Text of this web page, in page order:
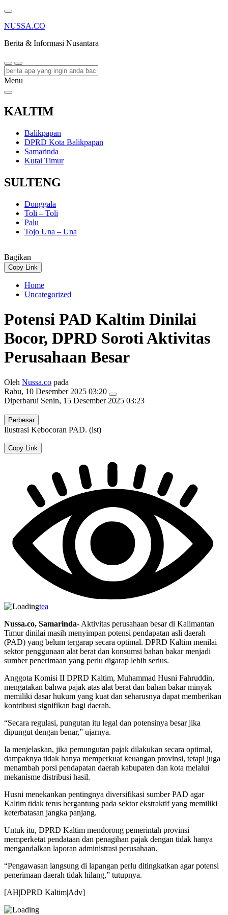
NUSSA.CO
Berita & Informasi Nusantara
Menu
KALTIM
Balikpapan
DPRD Kota Balikpapan
Samarinda
Kutai Timur
SULTENG
Donggala
Toli – Toli
Palu
Tojo Una – Una
Bagikan
Copy Link
Home
Uncategorized
Potensi PAD Kaltim Dinilai
Bocor, DPRD Soroti Aktivitas
Perusahaan Besar
Oleh Nussa.co pada
Rabu, 10 Desember 2025 03:20
Diperbarui Senin, 15 Desember 2025 03:23
Perbesar
Ilustrasi Kebocoran PAD. (ist)
Copy Link
tea
Nussa.co, Samarinda- Aktivitas perusahaan besar di Kalimantan
Timur dinilai masih menyimpan potensi pendapatan asli daerah
(PAD) yang belum tergarap secara optimal. DPRD Kaltim menilai
sektor penggunaan alat berat dan konsumsi bahan bakar menjadi
sumber penerimaan yang perlu digarap lebih serius.
Anggota Komisi II DPRD Kaltim, Muhammad Husni Fahruddin,
mengatakan bahwa pajak atas alat berat dan bahan bakar minyak
memiliki dasar hukum yang kuat dan seharusnya dapat memberikan
kontribusi signifikan bagi daerah.
“Secara regulasi, pungutan itu legal dan potensinya besar jika
dipungut dengan benar,” ujarnya.
Ia menjelaskan, jika pemungutan pajak dilakukan secara optimal,
dampaknya tidak hanya memperkuat keuangan provinsi, tetapi juga
menambah porsi pendapatan daerah kabupaten dan kota melalui
mekanisme distribusi hasil.
Husni menekankan pentingnya diversifikasi sumber PAD agar
Kaltim tidak terus bergantung pada sektor ekstraktif yang memiliki
keterbatasan jangka panjang.
Untuk itu, DPRD Kaltim mendorong pemerintah provinsi
memperketat pendataan dan penagihan pajak dengan tidak hanya
mengandalkan laporan administrasi perusahaan.
“Pengawasan langsung di lapangan perlu ditingkatkan agar potensi
penerimaan daerah tidak hilang,” tutupnya.
[AH|DPRD Kaltim|Adv]